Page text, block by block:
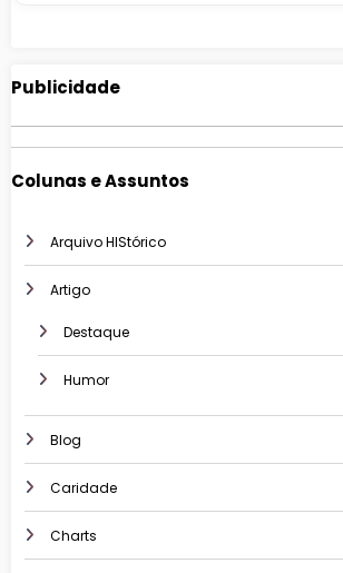
Publicidade
Colunas e Assuntos
Arquivo HIStórico
Artigo
Destaque
Humor
Blog
Caridade
Charts